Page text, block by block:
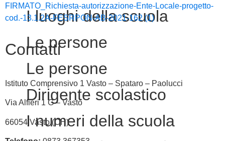
I luoghi della scuola
Le persone
Le persone
Dirigente scolastico
I numeri della scuola
FIRMATO_Richiesta-autorizzazione-Ente-Locale-progetto-
cod.-13.1.2A-FESRPON-AB-2021-162 (1)
Contatti
Istituto Comprensivo 1 Vasto – Spataro – Paolucci
Via Alfieri 1 G – Vasto
66054 Vasto (CH)